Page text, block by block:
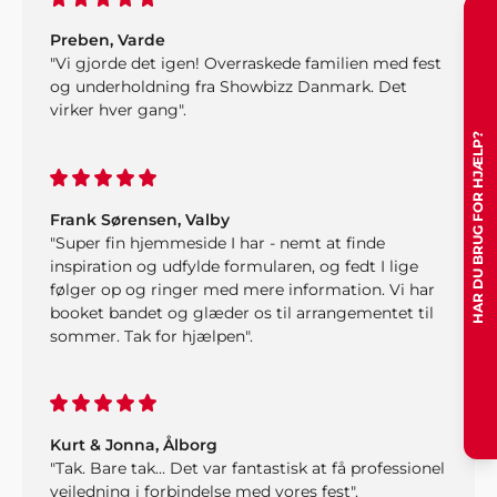
Preben, Varde
"Vi gjorde det igen! Overraskede familien med fest
og underholdning fra Showbizz Danmark. Det
virker hver gang".
Frank Sørensen, Valby
"Super fin hjemmeside I har - nemt at finde
inspiration og udfylde formularen, og fedt I lige
følger op og ringer med mere information. Vi har
booket bandet og glæder os til arrangementet til
sommer. Tak for hjælpen".
Kurt & Jonna, Ålborg
"Tak. Bare tak... Det var fantastisk at få professionel
vejledning i forbindelse med vores fest".
HAR DU BRUG FOR HJÆLP?